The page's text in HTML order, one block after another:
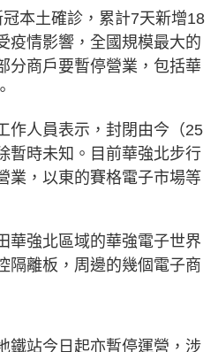
本土確診，累計7天新增18
疫情影響，全國規模最大的
分商戶要暫停營業，包括華
作人員表示，封閉由今（25
暫時未知。目前華強北步行
業，以東的賽格電子市場等
華強北區域的華強電子世界
隔離板，周邊的幾個電子商
鐵站今日起亦暫停運營，涉